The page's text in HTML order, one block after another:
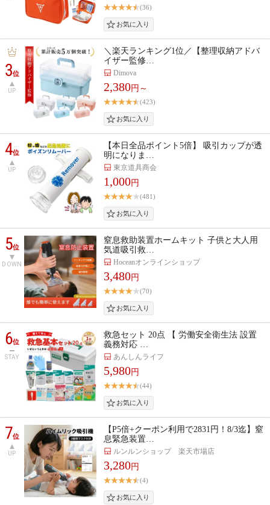
(36)
3位
UP
＼楽天ランキング1位／【整理収納アドバ
イザー監修…
Dimova
2,380円～
(423)
4位
UP
【本日全品ポイント5倍】 吸引カップが透
明になりま…
東京道具商会
1,000円
(481)
5位
DOWN
窒息救助装置ホームキット 子供と大人用
気道吸引救…
Hoceanオンラインショップ
3,480円
(70)
6位
STAY
救急セット 20点 【 労働安全衛生法 設置
義務対応 …
あんしんライフ
5,980円
(44)
7位
UP
【P5倍+クーポン利用で2831円！8/3迄】窒
息緊急装置…
ルンルンショップ 楽天市場店
3,280円
(4)